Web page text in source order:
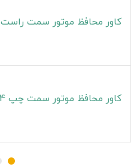
کاور محافظ موتور سمت راست J4
کاور محافظ موتور سمت چپ J4